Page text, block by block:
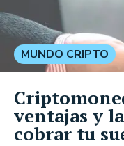
MUNDO CRIPTO
ventajas y
cobrar tu